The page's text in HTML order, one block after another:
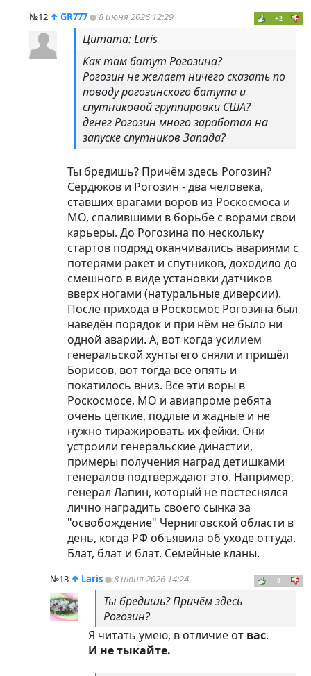
№12 ↑ GR777 8 июня 2026 12:29 +2
Цитата: Laris
Как там батут Рогозина?
Рогозин не желает ничего сказать по
поводу рогозинского батута и
спутниковой группировки США?
денег Рогозин много заработал на
запуске спутников Запада?
Ты бредишь? Причём здесь Рогозин?
Сердюков и Рогозин - два человека,
ставших врагами воров из Роскосмоса и
МО, спалившими в борьбе с ворами свои
карьеры. До Рогозина по нескольку
стартов подряд оканчивались авариями с
потерями ракет и спутников, доходило до
смешного в виде установки датчиков
вверх ногами (натуральные диверсии).
После прихода в Роскосмос Рогозина был
наведён порядок и при нём не было ни
одной аварии. А, вот когда усилием
генеральской хунты его сняли и пришёл
Борисов, вот тогда всё опять и
покатилось вниз. Все эти воры в
Роскосмосе, МО и авиапроме ребята
очень цепкие, подлые и жадные и не
нужно тиражировать их фейки. Они
устроили генеральские династии,
примеры получения наград детишками
генералов подтверждают это. Например,
генерал Лапин, который не постеснялся
лично наградить своего сынка за
"освобождение" Черниговской области в
день, когда РФ объявила об уходе оттуда.
Блат, блат и блат. Семейные кланы.
№13 ↑ Laris 8 июня 2026 14:24 0
Ты бредишь? Причём здесь
Рогозин?
Я читать умею, в отличие от вас.
И не тыкайте.